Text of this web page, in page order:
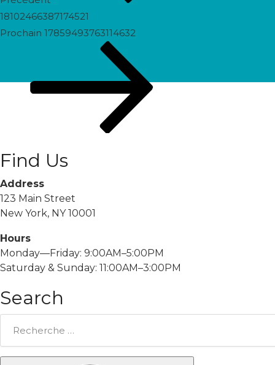
18102466387174521
Prochain
Prochain 17859493763114632
Find Us
Address
123 Main Street
New York, NY 10001
Hours
Monday—Friday: 9:00AM–5:00PM
Saturday & Sunday: 11:00AM–3:00PM
Search